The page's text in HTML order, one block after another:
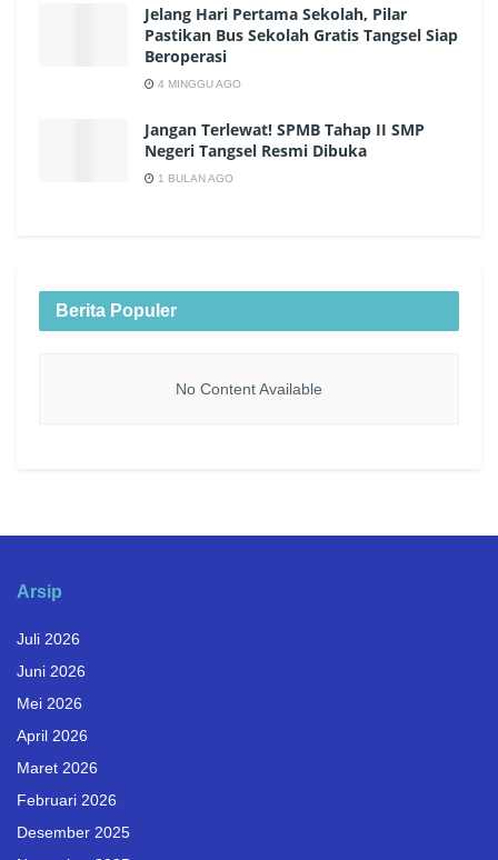
Jelang Hari Pertama Sekolah, Pilar
Pastikan Bus Sekolah Gratis Tangsel Siap
Beroperasi
4 MINGGU AGO
Jangan Terlewat! SPMB Tahap II SMP
Negeri Tangsel Resmi Dibuka
1 BULAN AGO
Berita Populer
No Content Available
Arsip
Juli 2026
Juni 2026
Mei 2026
April 2026
Maret 2026
Februari 2026
Desember 2025